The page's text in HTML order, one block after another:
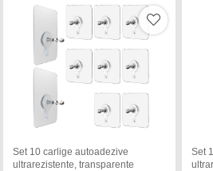
Set 10 carlige autoadezive
ultrarezistente, transparente
Set